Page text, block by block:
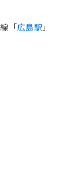
「広島駅 」